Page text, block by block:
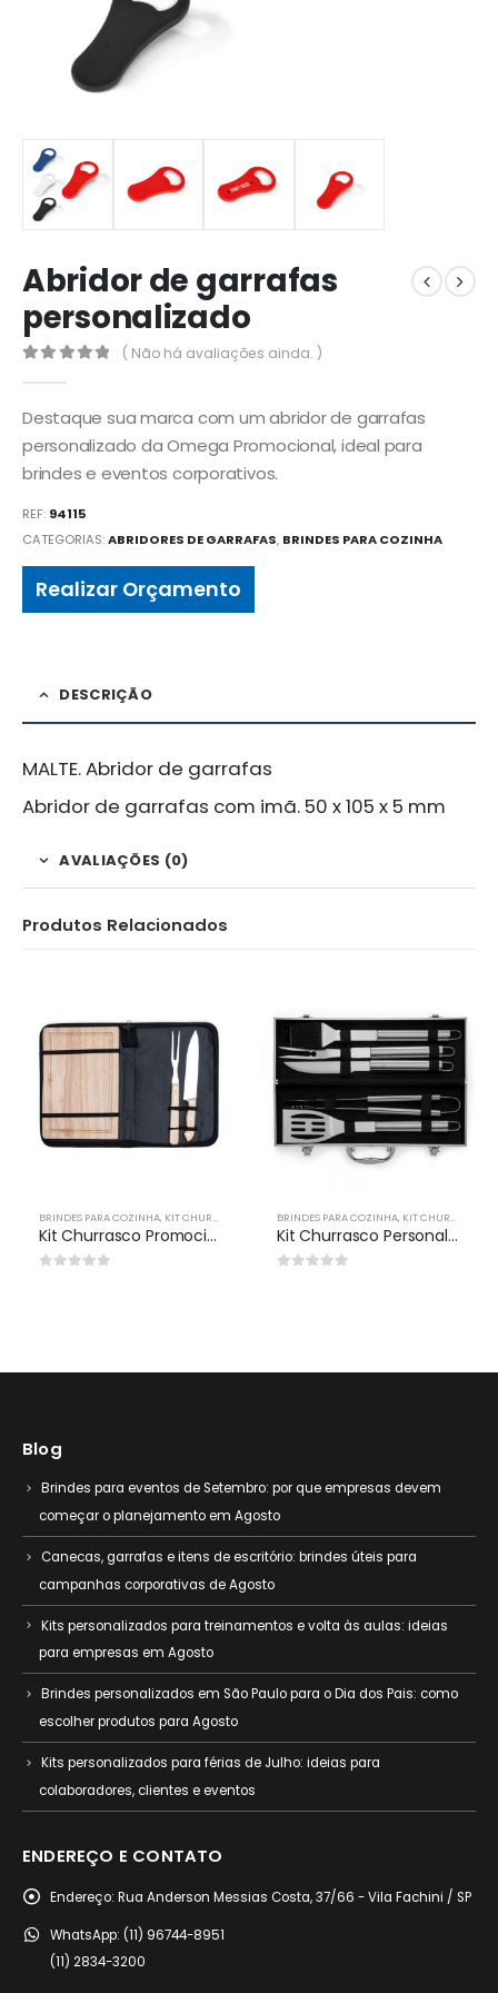
Abridor de garrafas
personalizado
( Não há avaliações ainda. )
Destaque sua marca com um abridor de garrafas
personalizado da Omega Promocional, ideal para
brindes e eventos corporativos.
REF: 94115
CATEGORIAS:ABRIDORES DE GARRAFAS, BRINDES PARA COZINHA
Realizar Orçamento
DESCRIÇÃO
MALTE. Abridor de garrafas
Abridor de garrafas com imã. 50 x 105 x 5 mm
AVALIAÇÕES (0)
Produtos Relacionados
BRINDES PARA COZINHA, KIT CHURRASCO
Kit Churrasco Promocional
BRINDES PARA COZINHA, KIT CHURRASCO
Kit Churrasco Personalizado Para Brindes Corporativos
Blog
Brindes para eventos de Setembro: por que empresas devem
começar o planejamento em Agosto
Canecas, garrafas e itens de escritório: brindes úteis para
campanhas corporativas de Agosto
Kits personalizados para treinamentos e volta às aulas: ideias
para empresas em Agosto
Brindes personalizados em São Paulo para o Dia dos Pais: como
escolher produtos para Agosto
Kits personalizados para férias de Julho: ideias para
colaboradores, clientes e eventos
ENDEREÇO E CONTATO
Endereço: Rua Anderson Messias Costa, 37/66 - Vila Fachini / SP
WhatsApp: (11) 96744-8951
(11) 2834-3200